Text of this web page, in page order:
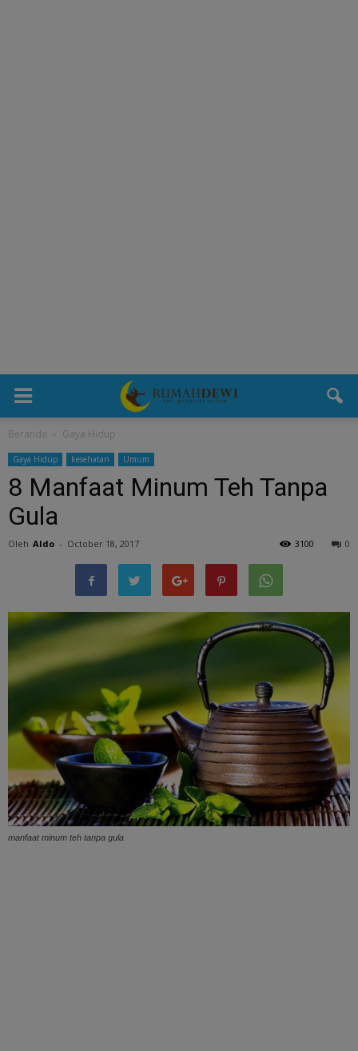
Beranda Gaya Hidup
Gaya Hidup kesehatan Umum
8 Manfaat Minum Teh Tanpa
Gula
Oleh Aldo - October 18, 2017 0
3100
manfaat minum teh tanpa gula